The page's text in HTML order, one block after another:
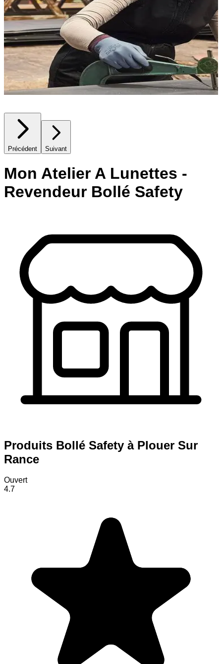
Précédent Suivant
Mon Atelier A Lunettes -
Revendeur Bollé Safety
Produits Bollé Safety à Plouer Sur
Rance
Ouvert
4.7